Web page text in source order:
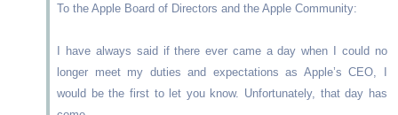
To the Apple Board of Directors and the Apple Community:
I have always said if there ever came a day when I could no
longer meet my duties and expectations as Apple’s CEO, I
would be the first to let you know. Unfortunately, that day has